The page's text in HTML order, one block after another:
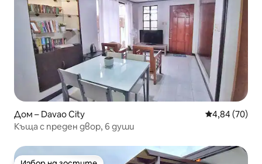
Дом – Davao City Средна
4,84 (70)
Къща с преден двор, 6 души